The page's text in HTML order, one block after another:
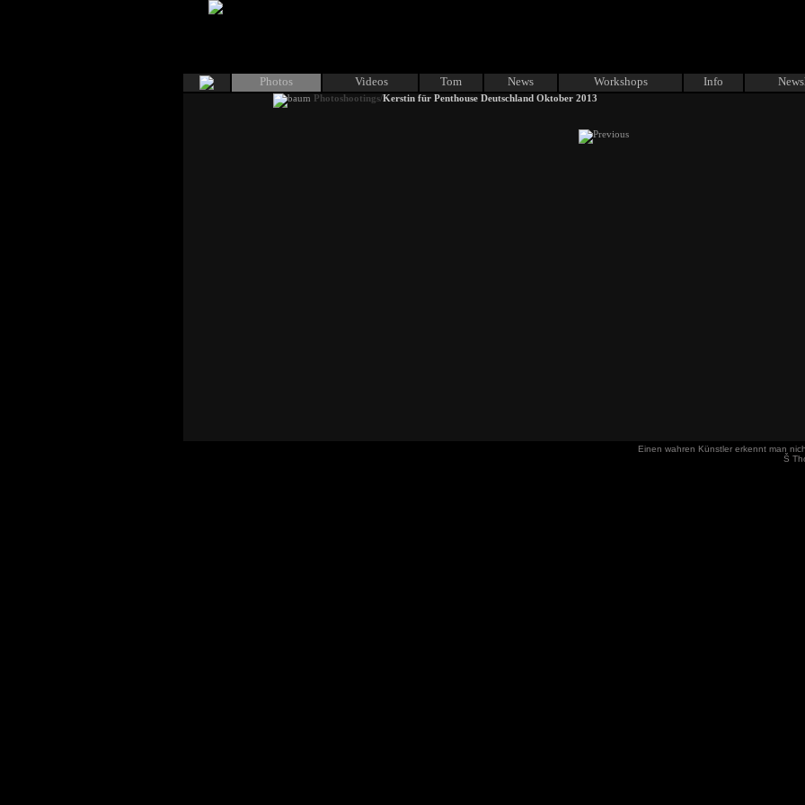
Photos Videos Tom News Workshops Info
Photoshootings/Kerstin für Penthouse Deutschland Oktober 2013
Einen wahren Künstler erkennt man
Š